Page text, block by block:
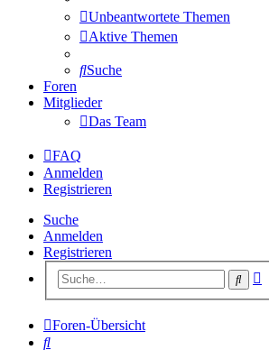
Unbeantwortete Themen
Aktive Themen
Suche
Foren
Mitglieder
Das Team
FAQ
Anmelden
Registrieren
Suche
Anmelden
Registrieren
Suche
Foren-Übersicht
Suche